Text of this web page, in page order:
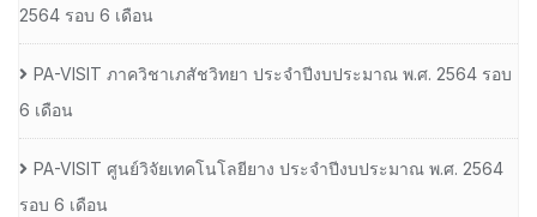
2564 รอบ 6 เดือน
PA-VISIT ภาควิชาเภสัชวิทยา ประจำปีงบประมาณ พ.ศ. 2564 รอบ
6 เดือน
PA-VISIT ศูนย์วิจัยเทคโนโลยียาง ประจำปีงบประมาณ พ.ศ. 2564
รอบ 6 เดือน